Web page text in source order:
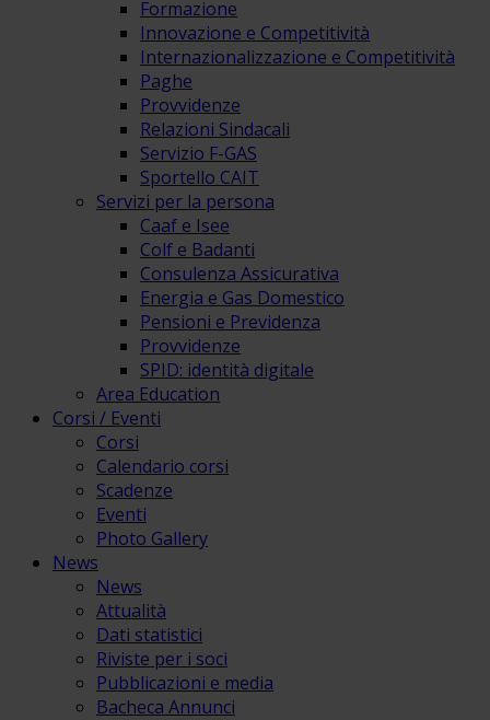
Formazione
Innovazione e Competitività
Internazionalizzazione e Competitività
Paghe
Provvidenze
Relazioni Sindacali
Servizio F-GAS
Sportello CAIT
Servizi per la persona
Caaf e Isee
Colf e Badanti
Consulenza Assicurativa
Energia e Gas Domestico
Pensioni e Previdenza
Provvidenze
SPID: identità digitale
Area Education
Corsi / Eventi
Corsi
Calendario corsi
Scadenze
Eventi
Photo Gallery
News
News
Attualità
Dati statistici
Riviste per i soci
Pubblicazioni e media
Bacheca Annunci